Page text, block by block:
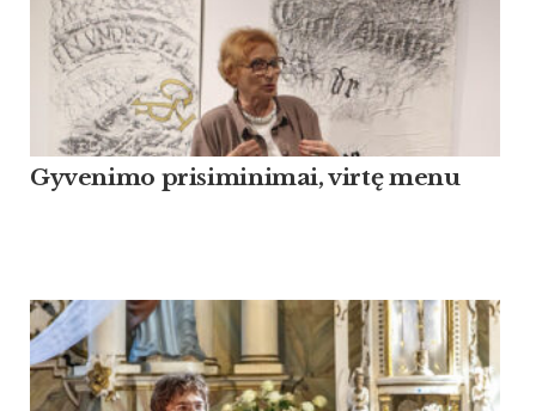
Gyvenimo prisiminimai, virtę menu